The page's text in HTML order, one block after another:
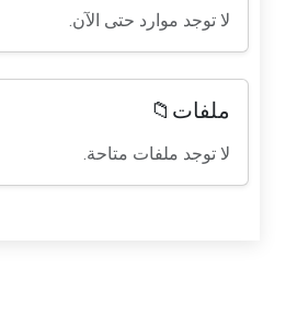
لا توجد موارد حتى الآن.
ملفات📁
لا توجد ملفات متاحة.